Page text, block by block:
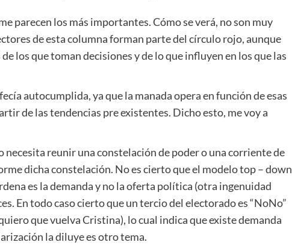
parecen los más importantes. Cómo se verá, no son muy
de esta columna forman parte del círculo rojo, aunque
los que toman decisiones y de lo que influyen en los que las
autocumplida, ya que la manada opera en función de esas
de las tendencias pre existentes. Dicho esto, me voy a
necesita reunir una constelación de poder o una corriente de
dicha constelación. No es cierto que el modelo top – down
es la demanda y no la oferta política (otra ingenuidad
En todo caso cierto que un tercio del electorado es “NoNo”
que vuelva Cristina), lo cual indica que existe demanda
la diluye es otro tema.